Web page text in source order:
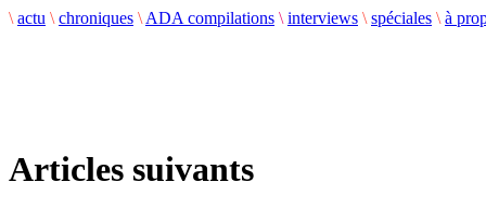
\ actu \ chroniques \ ADA compilations \ interviews \ spéciales \ à
Articles suivants